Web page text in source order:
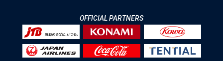
OFFICIAL PARTNERS